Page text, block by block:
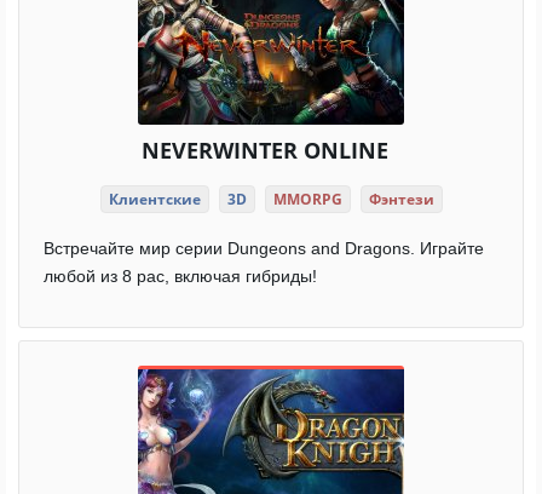
NEVERWINTER ONLINE
Клиентские 3D MMORPG Фэнтези
Встречайте мир серии Dungeons and Dragons. Играйте
любой из 8 рас, включая гибриды!